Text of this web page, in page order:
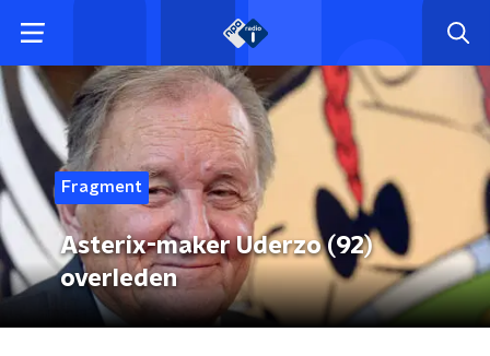
Fragment
Asterix-maker Uderzo (92)
overleden